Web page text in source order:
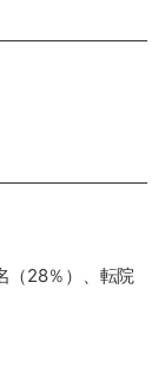
（28％）、転院